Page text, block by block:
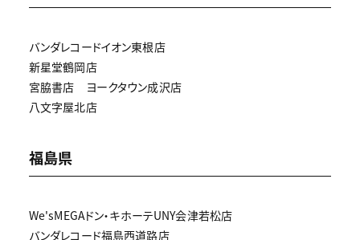
バンダレコードイオン東根店
新星堂鶴岡店
宮脇書店 ヨークタウン成沢店
八文字屋北店
福島県
We'sMEGAドン・キホーテUNY会津若松店
バンダレコード福島西道路店